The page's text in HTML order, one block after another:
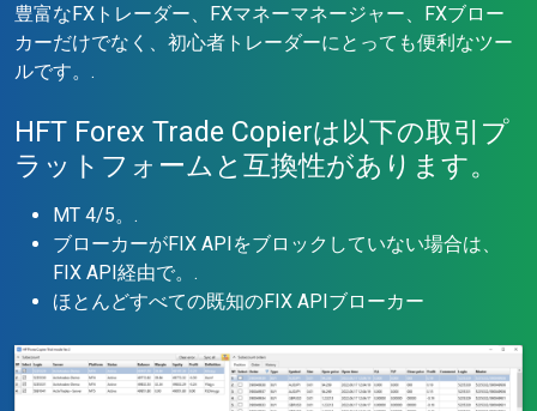
豊富なFXトレーダー、FXマネーマネージャー、FXブロー
カーだけでなく、初心者トレーダーにとっても便利なツー
ルです。.
HFT Forex Trade Copierは以下の取引プ
ラットフォームと互換性があります。
MT 4/5。.
ブローカーがFIX APIをブロックしていない場合は、
FIX API経由で。.
ほとんどすべての既知のFIX APIブローカー